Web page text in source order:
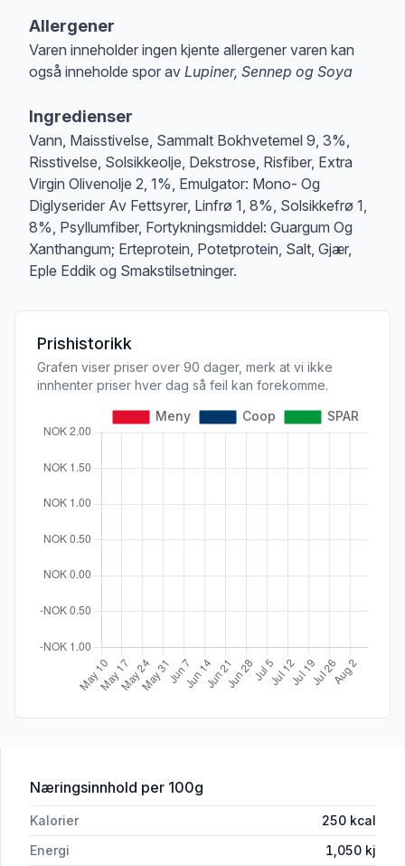
Allergener
Varen inneholder ingen kjente allergener varen kan
også inneholde spor av Lupiner, Sennep og Soya
Ingredienser
Vann, Maisstivelse, Sammalt Bokhvetemel 9, 3%,
Risstivelse, Solsikkeolje, Dekstrose, Risfiber, Extra
Virgin Olivenolje 2, 1%, Emulgator: Mono- Og
Diglyserider Av Fettsyrer, Linfrø 1, 8%, Solsikkefrø 1,
8%, Psyllumfiber, Fortykningsmiddel: Guargum Og
Xanthangum; Erteprotein, Potetprotein, Salt, Gjær,
Eple Eddik og Smakstilsetninger.
Prishistorikk
Grafen viser priser over 90 dager, merk at vi ikke
innhenter priser hver dag så feil kan forekomme.
Næringsinnhold for 'Det Glutenfrie Verksted Grove
per 100g
Kalorier 250 kcal
Energi
1,050 kj